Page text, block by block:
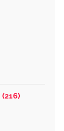
(216)